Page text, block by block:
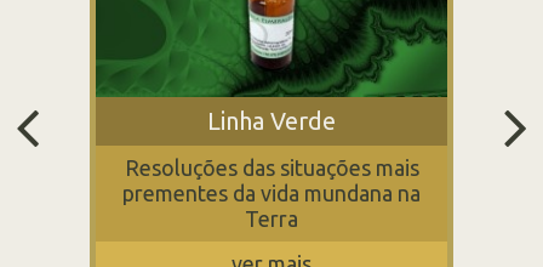
Linha Verde
Resoluções das situações mais
prementes da vida mundana na
Terra